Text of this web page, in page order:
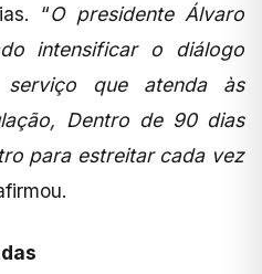
“O presidente Álvaro
intensificar o diálogo
que atenda às
Dentro de 90 dias
para estreitar cada vez